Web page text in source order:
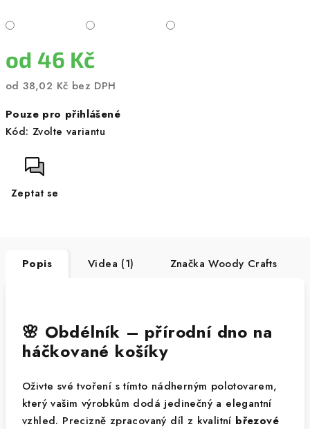
od46 Kč
od38,02 Kč bez DPH
cena:
Pouze pro přihlášené
Kód: Zvolte variantu
Zeptat se
Popis Videa (1) Značka Woody Crafts
🌸 Obdélník – přírodní dno na
háčkované košíky
Oživte své tvoření s tímto nádherným polotovarem,
který vašim výrobkům dodá jedinečný a elegantní
vzhled. Precizně zpracovaný díl z kvalitní březové